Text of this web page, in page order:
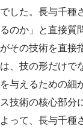
でした。長与千種
るのか」と直接質
がその技術を直接
は、技の形だけで
を与えるための細
ス技術の核心部分
よって、長与千種